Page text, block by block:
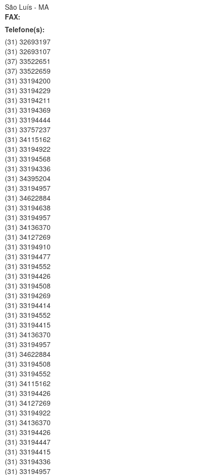
São Luís - MA
FAX:
Telefone(s):
(31) 32693197
(31) 32693107
(37) 33522651
(37) 33522659
(31) 33194200
(31) 33194229
(31) 33194211
(31) 33194369
(31) 33194444
(31) 33757237
(31) 34115162
(31) 33194922
(31) 33194568
(31) 33194336
(31) 34395204
(31) 33194957
(31) 34622884
(31) 33194638
(31) 33194957
(31) 34136370
(31) 34127269
(31) 33194910
(31) 33194477
(31) 33194552
(31) 33194426
(31) 33194508
(31) 33194269
(31) 33194414
(31) 33194552
(31) 33194415
(31) 34136370
(31) 33194957
(31) 34622884
(31) 33194508
(31) 33194552
(31) 34115162
(31) 33194426
(31) 34127269
(31) 33194922
(31) 34136370
(31) 33194426
(31) 33194447
(31) 33194415
(31) 33194336
(31) 33194957